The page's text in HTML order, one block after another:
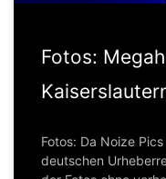
Fotos:
Fotos: Da Noize
deutschen